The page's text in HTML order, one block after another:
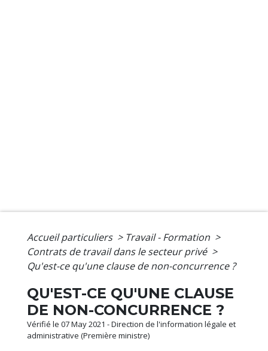
Accueil particuliers > Travail - Formation >
Contrats de travail dans le secteur privé >
Qu'est-ce qu'une clause de non-concurrence ?
QU'EST-CE QU'UNE CLAUSE
DE NON-CONCURRENCE ?
Vérifié le 07 May 2021 - Direction de l'information légale et
administrative (Première ministre)